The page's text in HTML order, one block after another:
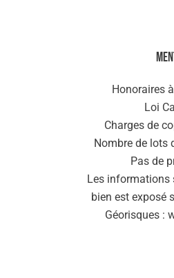
Honoraires
Loi
Charges de
Nombre de lots
Pas de
Les informations
bien est exposé
Géorisques :